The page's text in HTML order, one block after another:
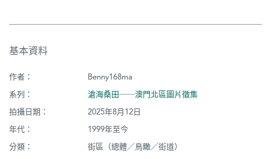
教
街
基本資料
作者：
Benny168ma
系列：
滄海桑田──澳門北區圖片徵集
拍攝日期：
2025年8月12日
年代：
1999年至今
分類：
街區（總體／鳥瞰／街道）